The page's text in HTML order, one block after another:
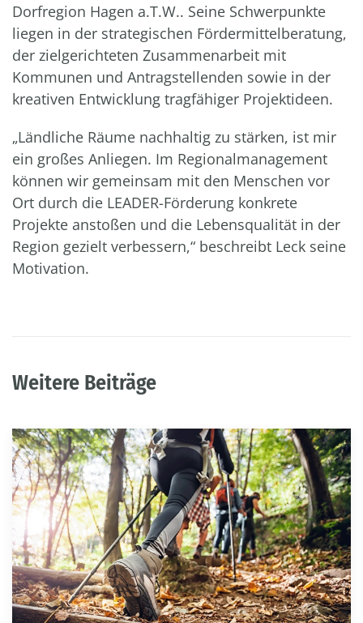
Dorfregion Hagen a.T.W.. Seine Schwerpunkte
liegen in der strategischen Fördermittelberatung,
der zielgerichteten Zusammenarbeit mit
Kommunen und Antragstellenden sowie in der
kreativen Entwicklung tragfähiger Projektideen.
„Ländliche Räume nachhaltig zu stärken, ist mir
ein großes Anliegen. Im Regionalmanagement
können wir gemeinsam mit den Menschen vor
Ort durch die LEADER-Förderung konkrete
Projekte anstoßen und die Lebensqualität in der
Region gezielt verbessern,“ beschreibt Leck seine
Motivation.
Weitere Beiträge